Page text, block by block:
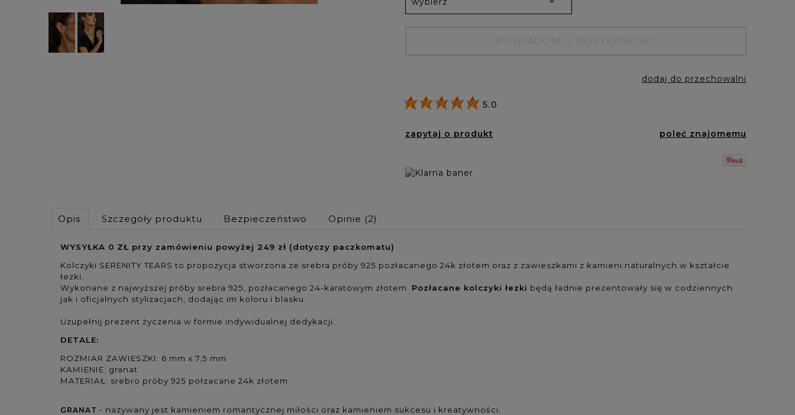
dodaj do przechowalni
5.0
zapytaj o produkt poleć znajomemu
Opis Szczegóły produktu Bezpieczeństwo Opinie (2)
WYSYŁKA 0 ZŁ przy zamówieniu powyżej 249 zł (dotyczy paczkomatu)
Kolczyki SERENITY TEARS to propozycja stworzona ze srebra próby 925 pozłacanego 24k złotem oraz z zawieszkami z kamieni naturalnych w kształcie
łezki.
Wykonane z najwyższej próby srebra 925, pozłacanego 24-karatowym złotem. Pozłacane kolczyki łezki będą ładnie prezentowały się w codziennych
jak i oficjalnych stylizacjach, dodając im koloru i blasku.
Uzupełnij prezent życzenia w formie indywidualnej dedykacji.
DETALE:
ROZMIAR ZAWIESZKI: 6 mm x 7,5 mm
KAMIENIE: granat
MATERIAŁ: srebro próby 925 połzacane 24k złotem
GRANAT - nazywany jest kamieniem romantycznej miłości oraz kamieniem sukcesu i kreatywności.